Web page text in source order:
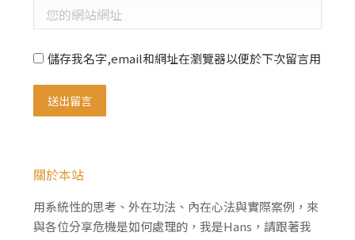
您的網站網址
儲存我名字,email和網址在瀏覽器以便於下次留言用
送出留言
關於本站
用系統性的思考、外在功法、內在心法與實際案例，來
與各位分享危機是如何處理的，我是Hans，請跟著我